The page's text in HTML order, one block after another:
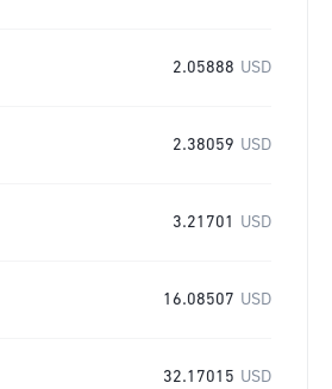
2.05888 USD
2.38059 USD
3.21701 USD
16.08507 USD
32.17015 USD